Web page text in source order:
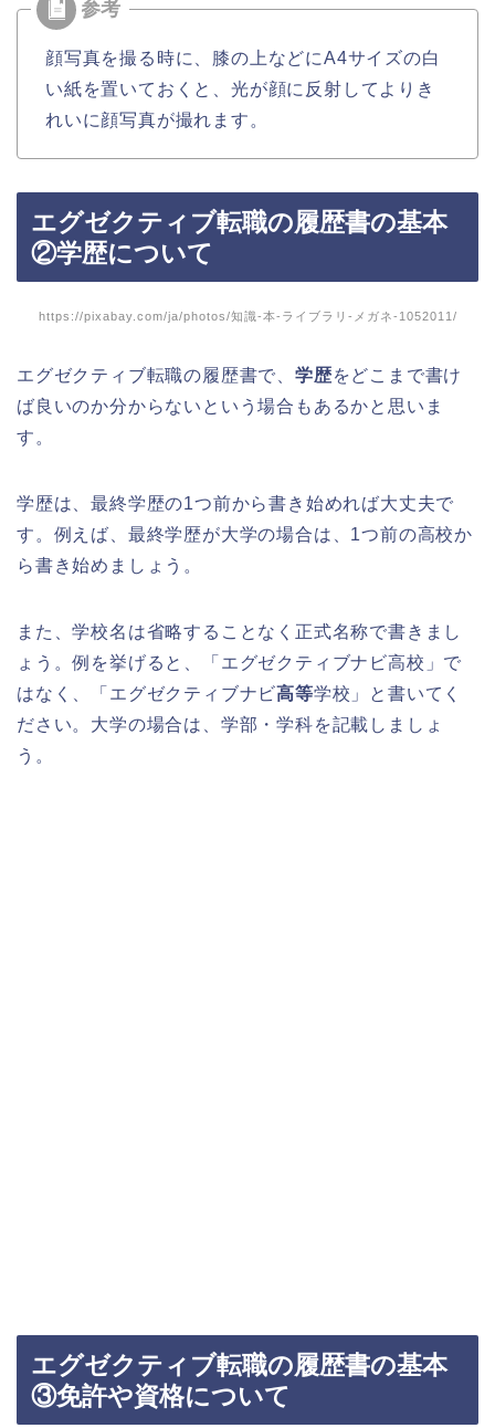
顔写真を撮る時に、膝の上などにA4サイズの白
い紙を置いておくと、光が顔に反射してよりき
れいに顔写真が撮れます。
エグゼクティブ転職の履歴書の基本
②学歴について
https://pixabay.com/ja/photos/知識-本-ライブラリ-メガネ-1052011/
エグゼクティブ転職の履歴書で、 学歴をどこまで書け
ば良いのか分からないという場合もあるかと思いま
す。
学歴は、最終学歴の1つ前から書き始めれば大丈夫で
す。例えば、最終学歴が大学の場合は、1つ前の高校か
ら書き始めましょう。
また、学校名は省略することなく正式名称で書きまし
ょう。例を挙げると、「エグゼクティブナビ高校」で
はなく、「エグゼクティブナビ高等学校」と書いてく
ださい。大学の場合は、学部・学科を記載しましょ
う。
エグゼクティブ転職の履歴書の基本
③免許や資格について